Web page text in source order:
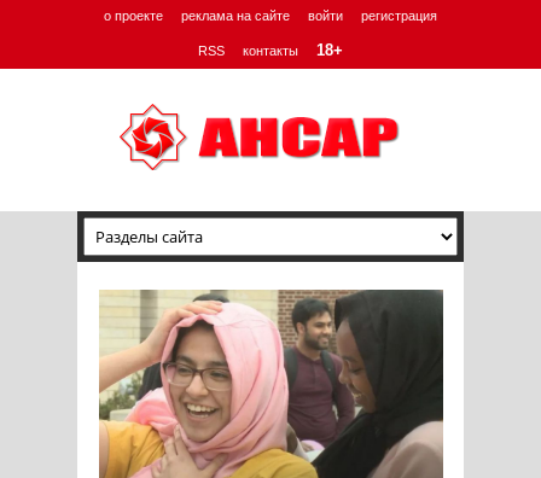
о проекте реклама на сайте войти регистрация
RSS контакты 18+